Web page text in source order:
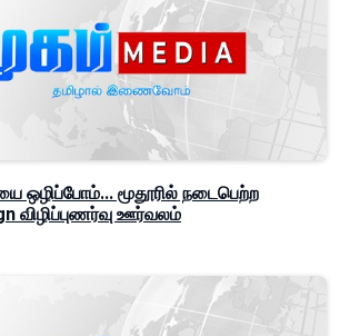
ஒழிப்போம்... மூதூரில் நடைபெற்ற
விழிப்புணர்வு ஊர்வலம்